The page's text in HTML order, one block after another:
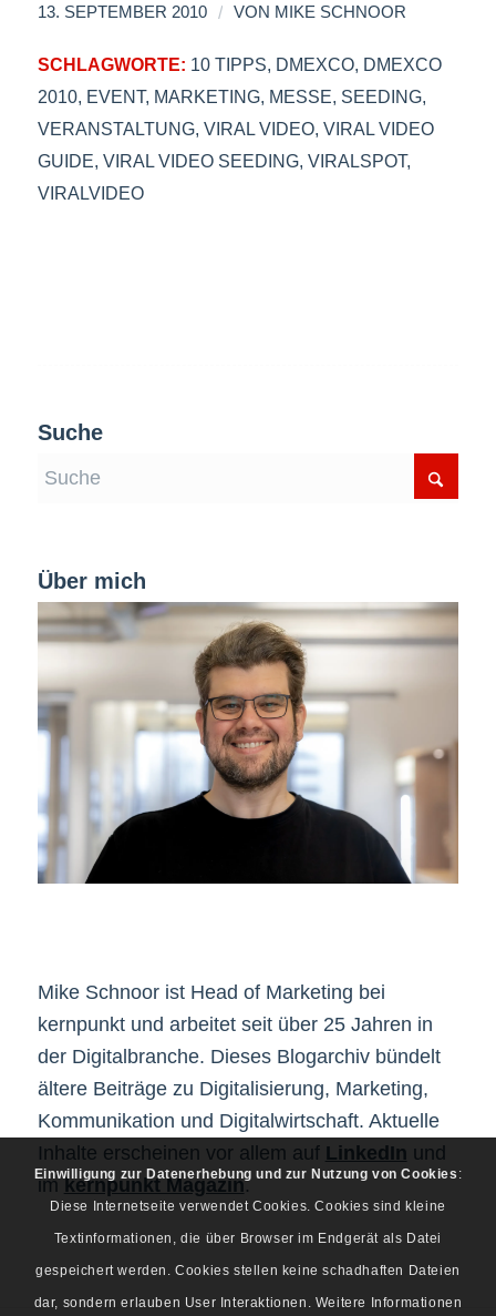
13. SEPTEMBER 2010 / VON MIKE SCHNOOR
SCHLAGWORTE: 10 TIPPS, DMEXCO, DMEXCO
2010, EVENT, MARKETING, MESSE, SEEDING,
VERANSTALTUNG, VIRAL VIDEO, VIRAL VIDEO
GUIDE, VIRAL VIDEO SEEDING, VIRALSPOT,
VIRALVIDEO
Suche
Über mich
Mike Schnoor ist Head of Marketing bei
kernpunkt und arbeitet seit über 25 Jahren in
der Digitalbranche. Dieses Blogarchiv bündelt
ältere Beiträge zu Digitalisierung, Marketing,
Kommunikation und Digitalwirtschaft. Aktuelle
Inhalte erscheinen vor allem auf LinkedIn und
imkernpunkt Magazin.
Einwilligung zur Datenerhebung und zur Nutzung von Cookies :
Diese Internetseite verwendet Cookies. Cookies sind kleine
Textinformationen, die über Browser im Endgerät als Datei
gespeichert werden. Cookies stellen keine schadhaften Dateien
dar, sondern erlauben User Interaktionen. Weitere Informationen